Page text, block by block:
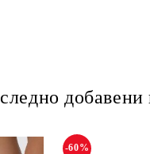
добавени
-60%